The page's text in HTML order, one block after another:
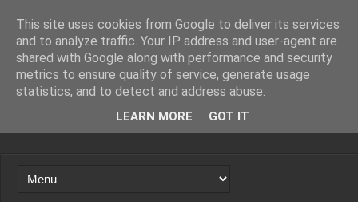
Loading...
This site uses cookies from Google to deliver its services
and to analyze traffic. Your IP address and user-agent are
shared with Google along with performance and security
metrics to ensure quality of service, generate usage
statistics, and to detect and address abuse.
LEARN MORE GOT IT